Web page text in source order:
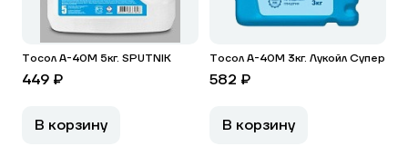
Тосол А-40М 5кг. SPUTNIK
449 ₽
В корзину
Тосол А-40М 3кг. Лукойл Супер
582 ₽
В корзину